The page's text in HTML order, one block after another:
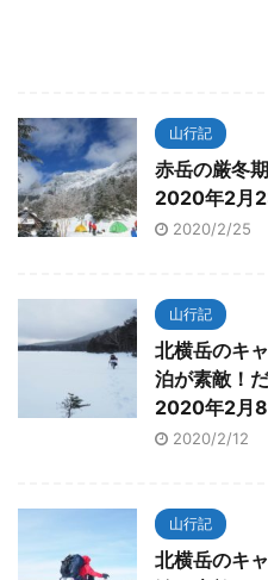
山行記
赤岳の厳冬
2020年2月
2020/2/25
山行記
北横岳のキ
泊が素敵！
2020年2月
2020/2/12
山行記
北横岳のキ